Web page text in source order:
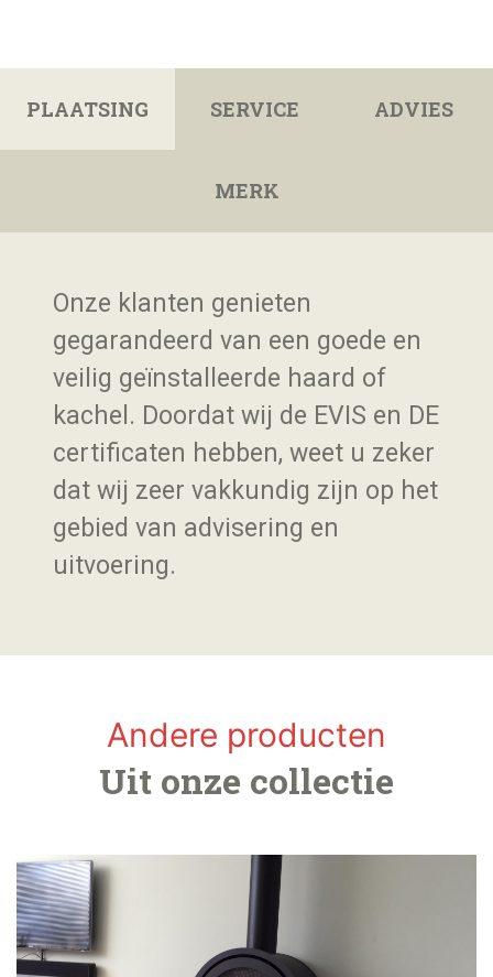
PLAATSING SERVICE ADVIES
MERK
Onze klanten genieten
gegarandeerd van een goede en
veilig geïnstalleerde haard of
kachel. Doordat wij de EVIS en DE
certificaten hebben, weet u zeker
dat wij zeer vakkundig zijn op het
gebied van advisering en
uitvoering.
Andere producten
Uit onze collectie